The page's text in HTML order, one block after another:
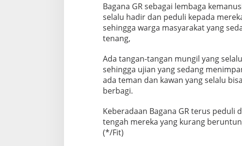
Bagana GR sebagai lembaga
selalu hadir dan peduli kepada
sehingga warga masyarakat yang
tenang,
Ada tangan-tangan mungil yang
sehingga ujian yang sedang
ada teman dan kawan yang selalu
berbagi.
Keberadaan Bagana GR terus peduli
tengah mereka yang kurang
(*/Fit)